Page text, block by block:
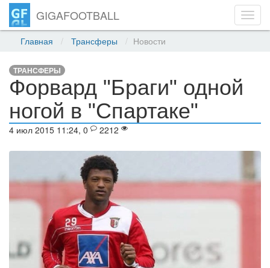
GIGAFOOTBALL
Главная Трансферы Новости
ТРАНСФЕРЫ
Форвард "Браги" одной
ногой в "Спартаке"
4 июл 2015 11:24, 0 2212